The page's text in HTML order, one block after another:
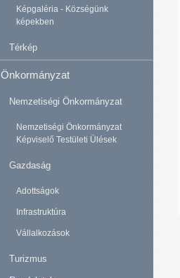
Képgaléria - Községünk
képekben
Térkép
Önkormányzat
Nemzetiségi Önkormányzat
Nemzetiségi Önkormányzat
Képviselő Testületi Ülések
Gazdaság
Adottságok
Infrastruktúra
Vállalkozások
Turizmus